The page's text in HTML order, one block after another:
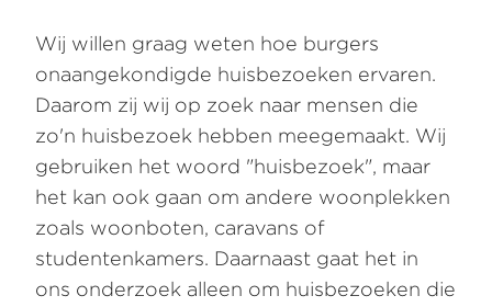
Wij willen graag weten hoe burgers
onaangekondigde huisbezoeken ervaren.
Daarom zij wij op zoek naar mensen die
zo'n huisbezoek hebben meegemaakt. Wij
gebruiken het woord "huisbezoek", maar
het kan ook gaan om andere woonplekken
zoals woonboten, caravans of
studentenkamers. Daarnaast gaat het in
ons onderzoek alleen om huisbezoeken die